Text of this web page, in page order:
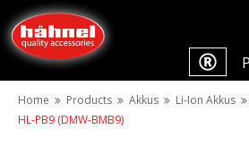
Home Products Akkus Li-Ion Akkus
HL-PB9 (DMW-BMB9)